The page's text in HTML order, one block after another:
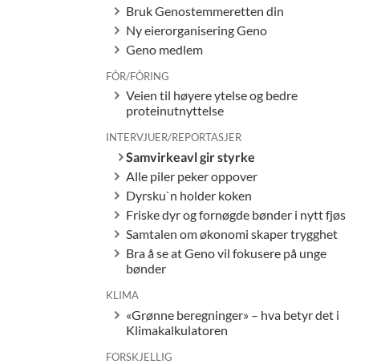
Bruk Genostemmeretten din
Ny eierorganisering Geno
Geno medlem
FÔR/FÔRING
Veien til høyere ytelse og bedre
proteinutnyttelse
INTERVJUER/REPORTASJER
Samvirkeavl gir styrke
Alle piler peker oppover
Dyrsku`n holder koken
Friske dyr og fornøgde bønder i nytt fjøs
Samtalen om økonomi skaper trygghet
Bra å se at Geno vil fokusere på unge
bønder
KLIMA
«Grønne beregninger» – hva betyr det i
Klimakalkulatoren
FORSKJELLIG